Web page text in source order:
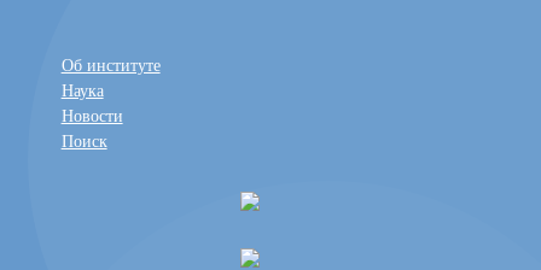
Об институте
Наука
Новости
Поиск